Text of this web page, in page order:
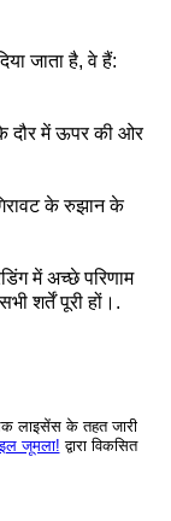
जाता है, वे हैं:
दौर में ऊपर की ओर
के रुझान के
में अच्छे परिणाम
शर्तें पूरी हों।.
लाइसेंस के तहत जारी
जूमला! द्वारा विकसित